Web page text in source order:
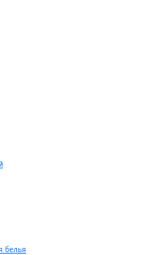
белья